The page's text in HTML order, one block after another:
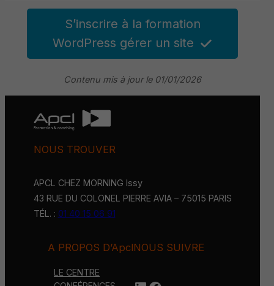
S’inscrire à la formation
WordPress gérer un site
Contenu mis à jour le 01/01/2026
NOUS TROUVER
APCL CHEZ MORNING Issy
43 RUE DU COLONEL PIERRE AVIA – 75015 PARIS
TÉL. : 01 40 15 06 91
A PROPOS D’Apcl
LE CENTRE
NOUS SUIVRE